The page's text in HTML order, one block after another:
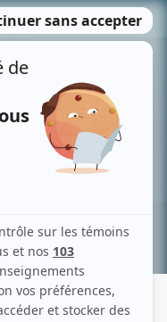
MENU
Recherche avancée »